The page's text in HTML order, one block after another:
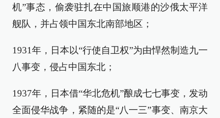
机”事态，偷袭驻扎在中国旅顺港的沙俄太平洋
舰队，并占领中国东北南部地区；
1931年，日本以“行使自卫权”为由悍然制造九一
八事变，侵占中国东北；
1937年，日本借“华北危机”酿成七七事变，发动
全面侵华战争，紧随的是“八一三”事变、南京大